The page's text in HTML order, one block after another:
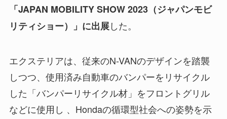
「JAPAN MOBILITY SHOW 2023（ジャパンモビ
リティショー）」に出展した。
エクステリアは、従来のN-VANのデザインを踏襲
しつつ、使用済み自動車のバンパーをリサイクル
した「バンパーリサイクル材」をフロントグリル
などに使用し 、Hondaの循環型社会への姿勢を示